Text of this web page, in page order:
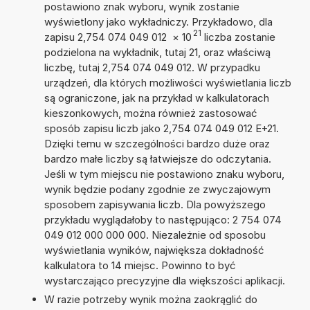
postawiono znak wyboru, wynik zostanie
wyświetlony jako wykładniczy. Przykładowo, dla
zapisu 2,754 074 049 012 × 10 21 liczba zostanie
podzielona na wykładnik, tutaj 21, oraz właściwą
liczbę, tutaj 2,754 074 049 012. W przypadku
urządzeń, dla których możliwości wyświetlania liczb
są ograniczone, jak na przykład w kalkulatorach
kieszonkowych, można również zastosować
sposób zapisu liczb jako 2,754 074 049 012 E+21.
Dzięki temu w szczególności bardzo duże oraz
bardzo małe liczby są łatwiejsze do odczytania.
Jeśli w tym miejscu nie postawiono znaku wyboru,
wynik będzie podany zgodnie ze zwyczajowym
sposobem zapisywania liczb. Dla powyższego
przykładu wyglądałoby to następująco: 2 754 074
049 012 000 000 000. Niezależnie od sposobu
wyświetlania wyników, największa dokładność
kalkulatora to 14 miejsc. Powinno to być
wystarczająco precyzyjne dla większości aplikacji.
W razie potrzeby wynik można zaokrąglić do